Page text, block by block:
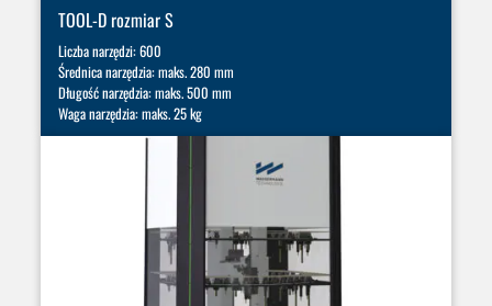
TOOL-D rozmiar S
Liczba narzędzi: 600
Średnica narzędzia: maks. 280 mm
Długość narzędzia: maks. 500 mm
Waga narzędzia: maks. 25 kg